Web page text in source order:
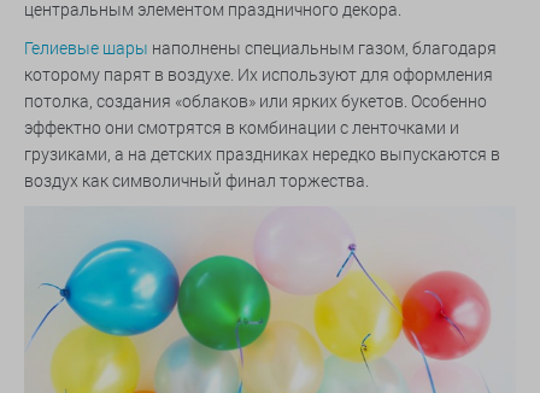
центральным элементом праздничного декора.
Гелиевые шары наполнены специальным газом, благодаря
которому парят в воздухе. Их используют для оформления
потолка, создания «облаков» или ярких букетов. Особенно
эффектно они смотрятся в комбинации с ленточками и
грузиками, а на детских праздниках нередко выпускаются в
воздух как символичный финал торжества.